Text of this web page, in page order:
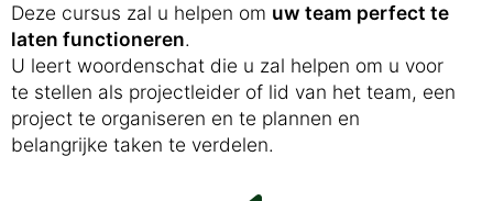
Deze cursus zal u helpen om uw team perfect te
laten functioneren.
U leert woordenschat die u zal helpen om u voor
te stellen als projectleider of lid van het team, een
project te organiseren en te plannen en
belangrijke taken te verdelen.